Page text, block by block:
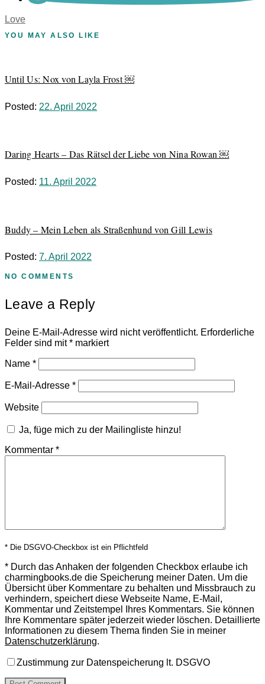
Love
YOU MAY ALSO LIKE
Until Us: Nox von Layla Frost ￼
Posted: 22. April 2022
Daring Hearts – Das Rätsel der Liebe von Nina Rowan ￼
Posted: 11. April 2022
Buddy – Mein Leben als Straßenhund von Gill Lewis
Posted: 7. April 2022
NO COMMENTS
Leave a Reply
Deine E-Mail-Adresse wird nicht veröffentlicht. Erforderliche
Felder sind mit* markiert
Name *
E-Mail-Adresse *
Website
Ja, füge mich zu der Mailingliste hinzu!
Kommentar *
* Die DSGVO-Checkbox ist ein Pflichtfeld
* Durch das Anhaken der folgenden Checkbox erlaube ich
charmingbooks.de die Speicherung meiner Daten. Um die
Übersicht über Kommentare zu behalten und Missbrauch zu
verhindern, speichert diese Webseite Name, E-Mail,
Kommentar und Zeitstempel Ihres Kommentars. Sie können
Ihre Kommentare später jederzeit wieder löschen. Detaillierte
Informationen zu diesem Thema finden Sie in meiner
Datenschutzerklärung.
Zustimmung zur Datenspeicherung lt. DSGVO